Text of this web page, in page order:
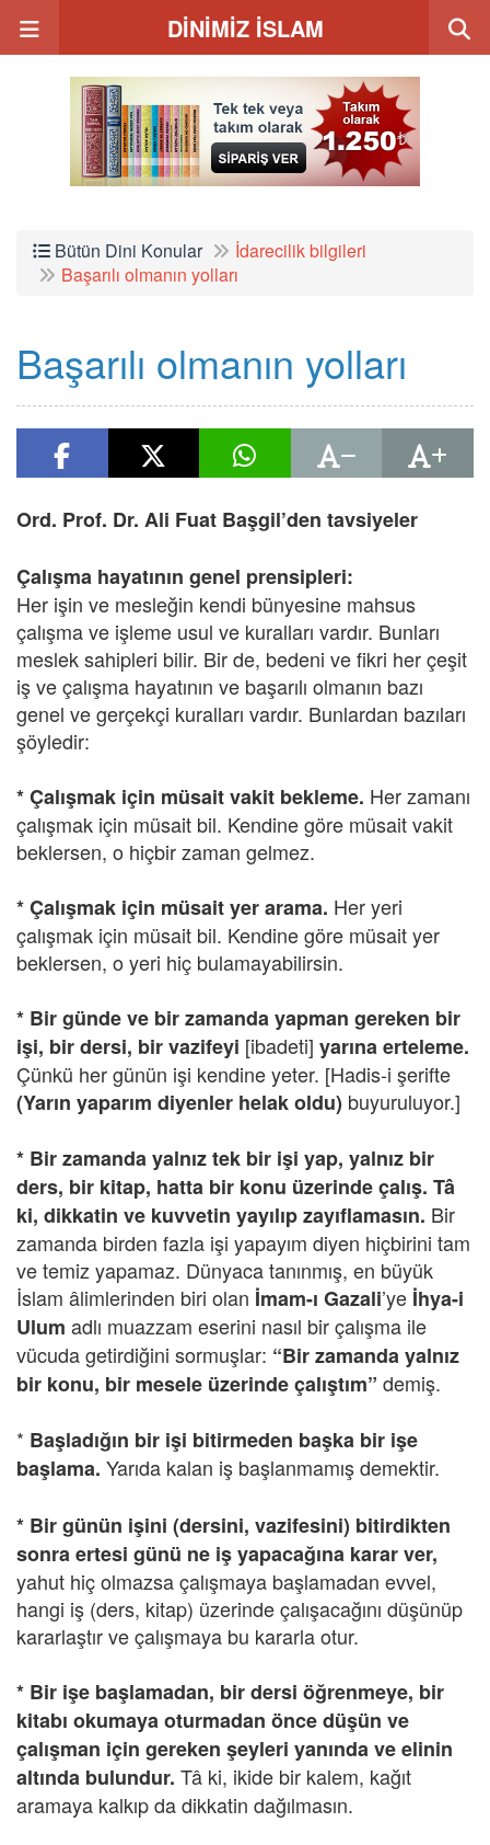
DİNİMİZ İSLAM
Bütün Dini Konular
İdarecilik bilgileri
Başarılı olmanın yolları
Başarılı olmanın yolları
Ord. Prof. Dr. Ali Fuat Başgil’den tavsiyeler
Çalışma hayatının genel prensipleri:
Her işin ve mesleğin kendi bünyesine mahsus
çalışma ve işleme usul ve kuralları vardır. Bunları
meslek sahipleri bilir. Bir de, bedeni ve fikri her çeşit
iş ve çalışma hayatının ve başarılı olmanın bazı
genel ve gerçekçi kuralları vardır. Bunlardan bazıları
şöyledir:
* Çalışmak için müsait vakit bekleme. Her zamanı
çalışmak için müsait bil. Kendine göre müsait vakit
beklersen, o hiçbir zaman gelmez.
* Çalışmak için müsait yer arama. Her yeri
çalışmak için müsait bil. Kendine göre müsait yer
beklersen, o yeri hiç bulamayabilirsin.
* Bir günde ve bir zamanda yapman gereken bir
işi, bir dersi, bir vazifeyi [ibadeti] yarına erteleme.
Çünkü her günün işi kendine yeter. [Hadis-i şerifte
(Yarın yaparım diyenler helak oldu) buyuruluyor.]
* Bir zamanda yalnız tek bir işi yap, yalnız bir
ders, bir kitap, hatta bir konu üzerinde çalış. Tâ
ki, dikkatin ve kuvvetin yayılıp zayıflamasın. Bir
zamanda birden fazla işi yapayım diyen hiçbirini tam
ve temiz yapamaz. Dünyaca tanınmış, en büyük
İslam âlimlerinden biri olan İmam-ı Gazali’ye İhya-i
Ulum adlı muazzam eserini nasıl bir çalışma ile
vücuda getirdiğini sormuşlar: “Bir zamanda yalnız
bir konu, bir mesele üzerinde çalıştım” demiş.
* Başladığın bir işi bitirmeden başka bir işe
başlama. Yarıda kalan iş başlanmamış demektir.
* Bir günün işini (dersini, vazifesini) bitirdikten
sonra ertesi günü ne iş yapacağına karar ver,
yahut hiç olmazsa çalışmaya başlamadan evvel,
hangi iş (ders, kitap) üzerinde çalışacağını düşünüp
kararlaştır ve çalışmaya bu kararla otur.
* Bir işe başlamadan, bir dersi öğrenmeye, bir
kitabı okumaya oturmadan önce düşün ve
çalışman için gereken şeyleri yanında ve elinin
altında bulundur. Tâ ki, ikide bir kalem, kağıt
aramaya kalkıp da dikkatin dağılmasın.